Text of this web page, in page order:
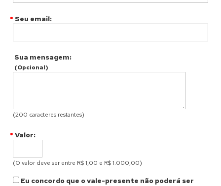
* Seu email:
Sua mensagem:
(Opcional)
(200 caracteres restantes)
* Valor:
(O valor deve ser entre R$ 1,00 e R$ 1.000,00)
Eu concordo que o vale-presente não poderá ser